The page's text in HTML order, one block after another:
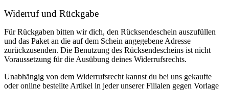
Widerruf und Rückgabe
Für Rückgaben bitten wir dich, den Rücksendeschein auszufüllen
und das Paket an die auf dem Schein angegebene Adresse
zurückzusenden. Die Benutzung des Rücksendescheins ist nicht
Voraussetzung für die Ausübung deines Widerrufsrechts.
Unabhängig von dem Widerrufsrecht kannst du bei uns gekaufte
oder online bestellte Artikel in jeder unserer Filialen gegen Vorlage